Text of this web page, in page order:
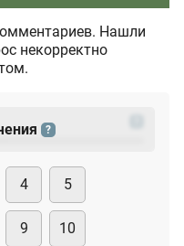
Нашли
некорректно
?
4 5
9 10